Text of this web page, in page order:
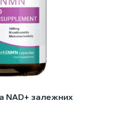
NAD+ залежних